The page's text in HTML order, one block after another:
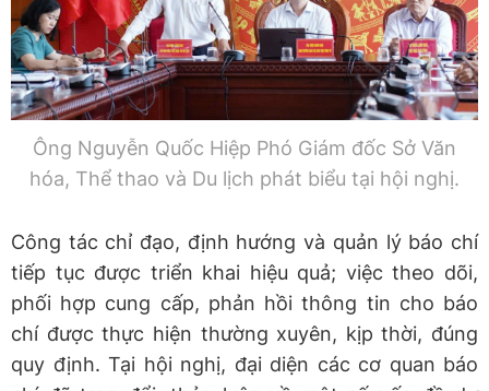
Ông Nguyễn Quốc Hiệp Phó Giám đốc Sở Văn
hóa, Thể thao và Du lịch phát biểu tại hội nghị.
Công tác chỉ đạo, định hướng và quản lý báo chí
tiếp tục được triển khai hiệu quả; việc theo dõi,
phối hợp cung cấp, phản hồi thông tin cho báo
chí được thực hiện thường xuyên, kịp thời, đúng
quy định. Tại hội nghị, đại diện các cơ quan báo